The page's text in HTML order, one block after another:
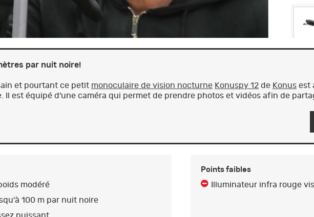
par nuit noire!
et pourtant ce petit monoculaire de vision nocturne Konuspy 12 de Konus est
Il est équipé d'une caméra qui permet de prendre photos et vidéos afin de
modéré
100 m par nuit noire
Points faibles
Illuminateur infra rouge